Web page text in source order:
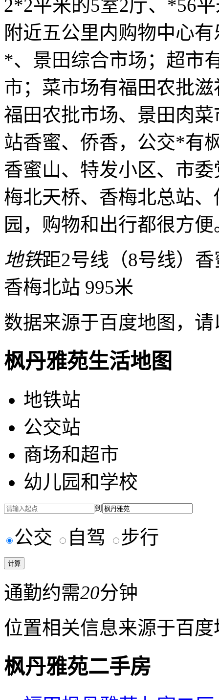
2*2平米的5室2厅、*56
附近五公里内购物中心
*、景田综合市场；超市
市；菜市场有福田农批
福田农批市场、景田肉
站香蜜、侨香，公交*有
香蜜山、特发小区、市
梅北天桥、香梅北总站
园，购物和出行都很方
地铁距2号线（8号线）香
香梅北站 995米
数据来源于百度地图，
枫丹雅苑生活地图
地铁站
公交站
商场和超市
幼儿园和学校
到
公交 自驾 步行
通勤约需20分钟
位置相关信息来源于百
枫丹雅苑二手房